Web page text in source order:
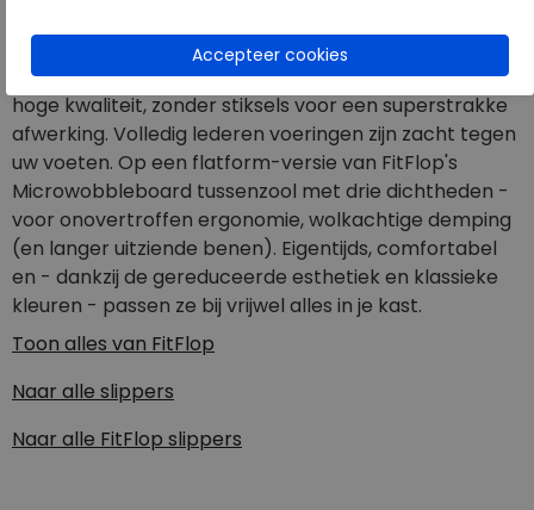
cross bandjes op een stevige, maar lichte zool gezet.
Cool. Gemakkelijk. Modern. Gemaakt van glad leer van
hoge kwaliteit, zonder stiksels voor een superstrakke
afwerking. Volledig lederen voeringen zijn zacht tegen
uw voeten. Op een flatform-versie van FitFlop's
Microwobbleboard tussenzool met drie dichtheden -
voor onovertroffen ergonomie, wolkachtige demping
(en langer uitziende benen). Eigentijds, comfortabel
en - dankzij de gereduceerde esthetiek en klassieke
kleuren - passen ze bij vrijwel alles in je kast.
Toon alles van FitFlop
Naar alle slippers
Naar alle FitFlop slippers